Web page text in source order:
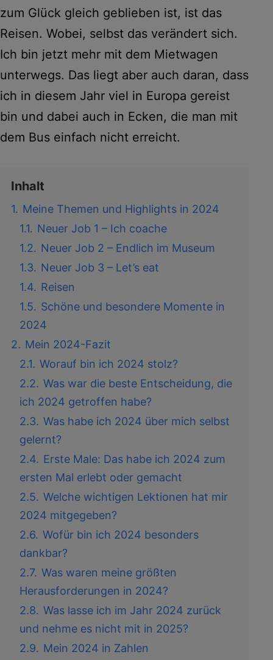
zum Glück gleich geblieben ist, ist das
Reisen. Wobei, selbst das verändert sich.
Ich bin jetzt mehr mit dem Mietwagen
unterwegs. Das liegt aber auch daran, dass
ich in diesem Jahr viel in Europa gereist
bin und dabei auch in Ecken, die man mit
dem Bus einfach nicht erreicht.
Inhalt
1. Meine Themen und Highlights in 2024
1.1. Neuer Job 1 – Ich coache
1.2. Neuer Job 2 – Endlich im Museum
1.3. Neuer Job 3 – Let’s eat
1.4. Reisen
1.5. Schöne und besondere Momente in
2024
2. Mein 2024-Fazit
2.1. Worauf bin ich 2024 stolz?
2.2. Was war die beste Entscheidung, die
ich 2024 getroffen habe?
2.3. Was habe ich 2024 über mich selbst
gelernt?
2.4. Erste Male: Das habe ich 2024 zum
ersten Mal erlebt oder gemacht
2.5. Welche wichtigen Lektionen hat mir
2024 mitgegeben?
2.6. Wofür bin ich 2024 besonders
dankbar?
2.7. Was waren meine größten
Herausforderungen in 2024?
2.8. Was lasse ich im Jahr 2024 zurück
und nehme es nicht mit in 2025?
2.9. Mein 2024 in Zahlen